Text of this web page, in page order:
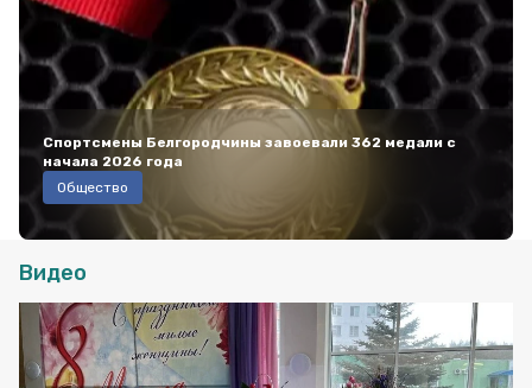
Спортсмены Белгородчины завоевали 362 медали с
начала 2026 года
Общество
Видео